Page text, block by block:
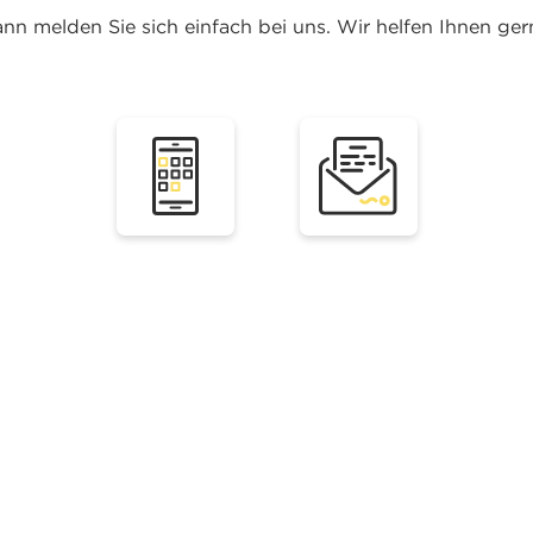
melden Sie sich einfach bei uns. Wir helfen Ihnen